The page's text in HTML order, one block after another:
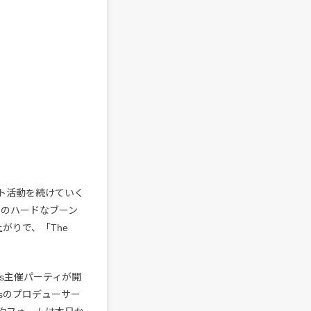
活動を続けていく
ハードなブーン
りで、「The
催パーティが開
プロデューサー